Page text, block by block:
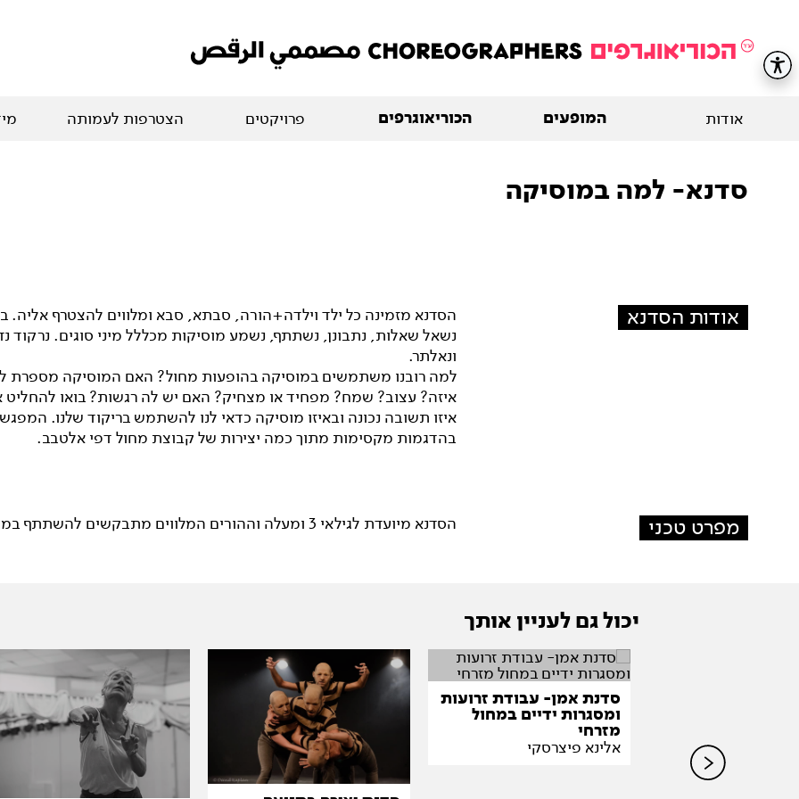
אודות המופעים הכוריאוגרפים פרויקטים הצטרפות לעמותה
סדנא- למה במוסיקה
אודות הסדנא
הסדנא מזמינה כל ילד וילדה+הורה, סבתא, סבא ומלווים להצטרף אליה.
נשאל שאלות, נתבונן, נשתתף, נשמע מוסיקות מכללל מיני סוגים. נרקוד
ונאלתר.
למה רובנו משתמשים במוסיקה בהופעות מחול? האם המוסיקה מספרת
איזה? עצוב? שמח? מפחיד או מצחיק? האם יש לה רגשות? בואו להחליט
איזו תשובה נכונה ובאיזו מוסיקה כדאי לנו להשתמש בריקוד שלנו. המפגש
בהדגמות מקסימות מתוך כמה יצירות של קבוצת מחול דפי אלטבב.
מפרט טכני הסדנא מיועדת לגילאי 3 ומעלה וההורים המלווים מתבקשים להשתתף במפגש
יכול גם לעניין אותך
שימושית
סדנת אמן- עבודת זרועות
ומסגרות ידיים במחול
מזרחי
אלינא פיצרסקי